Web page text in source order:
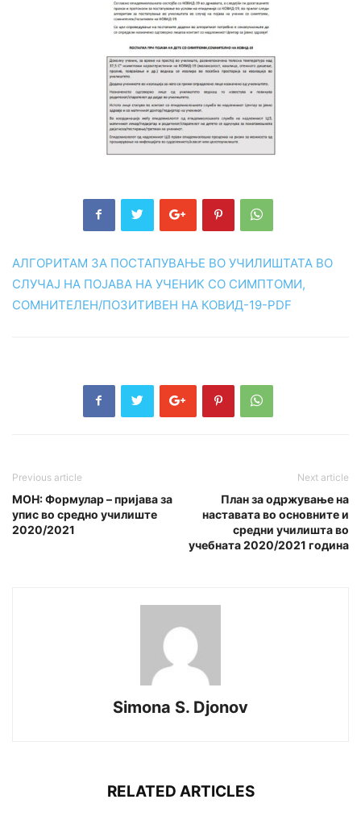
АЛГОРИТАМ ЗА ПОСТАПУВАЊЕ ВО УЧИЛИШТАТА ВО
СЛУЧАЈ НА ПОЈАВА НА УЧЕНИК СО СИМПТОМИ,
СОМНИТЕЛЕН/ПОЗИТИВЕН НА КОВИД-19-PDF
Previous article
МОН: Формулар – пријава за
упис во средно училиште
2020/2021
Next article
План за одржување на
наставата во основните и
средни училишта во
учебната 2020/2021 година
Simona S. Djonov
RELATED ARTICLES